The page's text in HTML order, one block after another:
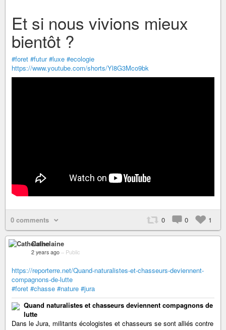
Et si nous vivions mieux
bientôt ?
#foret #futur #luxe #ecologie
https://www.youtube.com/shorts/Yl8G3Mco9bk
0 comments 0 0 1
Cathelaine
2 years ago – Public
https://reporterre.net/Quand-naturalistes-et-chasseurs-deviennent-
compagnons-de-lutte
#foret #chasse #nature #jura
Quand naturalistes et chasseurs deviennent compagnons de
lutte
Dans le Jura, militants écologistes et chasseurs se sont alliés contre